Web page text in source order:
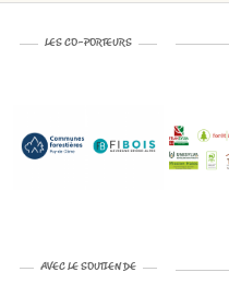
LES CO-PORTEURS
AVEC LE SOUTIEN DE